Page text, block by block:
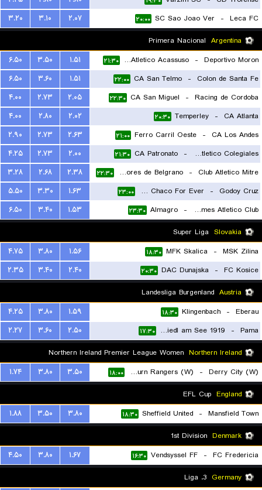
Leca FC
-
SC Sao Joao Ver ۲۰:۰۰ ۲.۰۷ ۳.۱۰
۳.۲۰
Argentina
Deportivo Moron
-
Club Atletico Acassuso ۲۱:۳۰ ۱.۵۱ ۳.۵۰
۶.۵۰
Colon de Santa Fe
-
CA San Telmo ۲۲:۰۰ ۱.۵۱ ۳.۶۰
۶.۵۰
Racing de Cordoba
-
CA San Miguel ۲۲:۳۰ ۲.۰۵ ۲.۷۳
۴.۰۰
CA Atlanta
-
Temperley ۲۰:۳۰ ۲.۰۲ ۲.۸۰
۴.۰۰
CA Los Andes
-
Ferro Carril Oeste ۲۱:۰۰ ۲.۶۳ ۲.۷۳
۲.۹۰
Club Atletico Colegiales
-
CA Patronato ۲۱:۳۰ ۲.۰۰ ۲.۷۳
۴.۲۵
Club Atletico Mitre
-
CA Defensores de Belgrano ۲۲:۳۰ ۲.۳۸ ۲.۶۸
۳.۲۸
Godoy Cruz
-
CA Chaco For Ever ۲۳:۰۰ ۱.۶۳ ۳.۳۰
۵.۵۰
Quilmes Atletico Club
-
Almagro ۲۳:۳۰ ۱.۵۳ ۳.۴۰
۶.۵۰
Slovakia
MSK Zilina
-
MFK Skalica ۱۸:۳۰ ۱.۵۶ ۳.۸۰
۴.۷۵
FC Kosice
-
DAC Dunajska ۲۰:۳۰ ۲.۴۰ ۳.۴۰
۲.۳۵
Austria
Eberau
-
Klingenbach ۱۸:۳۰ ۱.۵۹ ۳.۸۰
۴.۲۵
Pama
-
SC Neusiedl am See 1919 ۱۷:۳۰ ۲.۵۰ ۳.۶۰
۲.۲۷
Northern Ireland
Derry City (W)
-
Lisburn Rangers (W) ۱۸:۰۰ ۳.۵۰ ۳.۸۰
۱.۷۴
England
Mansfield Town
-
Sheffield United ۱۸:۳۰ ۳.۸۰ ۳.۵۰
۱.۸۸
Denmark
FC Fredericia
-
Vendsyssel FF ۱۶:۳۰ ۱.۶۷ ۳.۸۰
۴.۵۰
Germany